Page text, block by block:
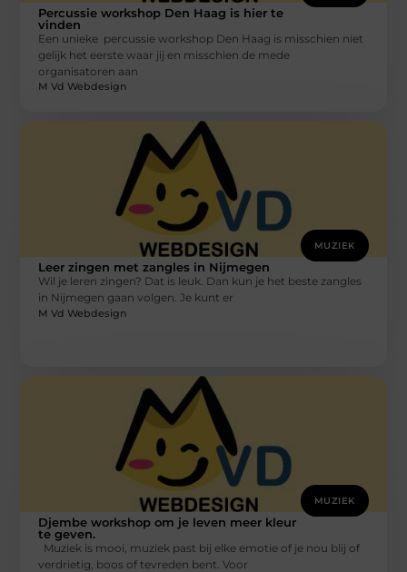
Percussie workshop Den Haag is hier te
vinden
Een unieke percussie workshop Den Haag is misschien niet
gelijk het eerste waar jij en misschien de mede
organisatoren aan
M Vd Webdesign
MUZIEK
Leer zingen met zangles in Nijmegen
Wil je leren zingen? Dat is leuk. Dan kun je het beste zangles
in Nijmegen gaan volgen. Je kunt er
M Vd Webdesign
MUZIEK
Djembe workshop om je leven meer kleur
te geven.
Muziek is mooi, muziek past bij elke emotie of je nou blij of
verdrietig, boos of tevreden bent. Voor